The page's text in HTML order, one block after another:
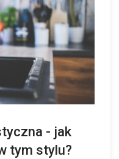
- jak
tym stylu?